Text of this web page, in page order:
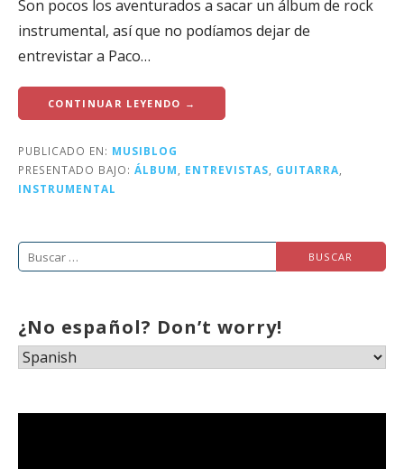
Son pocos los aventurados a sacar un álbum de rock
instrumental, así que no podíamos dejar de
entrevistar a Paco…
CONTINUAR LEYENDO →
PUBLICADO EN: MUSIBLOG
PRESENTADO BAJO: ÁLBUM, ENTREVISTAS, GUITARRA,
INSTRUMENTAL
Buscar:
¿No español? Don’t worry!